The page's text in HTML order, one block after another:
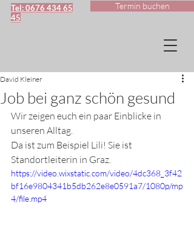
Tel: 0676 434 65
45
Termin buchen
Job bei ganz schön gesund
David Kleiner
Wir zeigen euch ein paar Einblicke in
unseren Alltag.
Da ist zum Beispiel Lili! Sie ist
Standortleiterin in Graz.
https://video.wixstatic.com/video/4dc368_3f42
bf16e9804341b5db262e8e0591a7/1080p/mp
4/file.mp4